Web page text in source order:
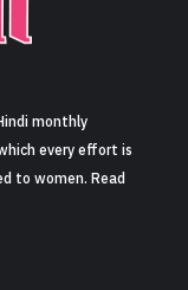
monthly
every effort is
to women. Read